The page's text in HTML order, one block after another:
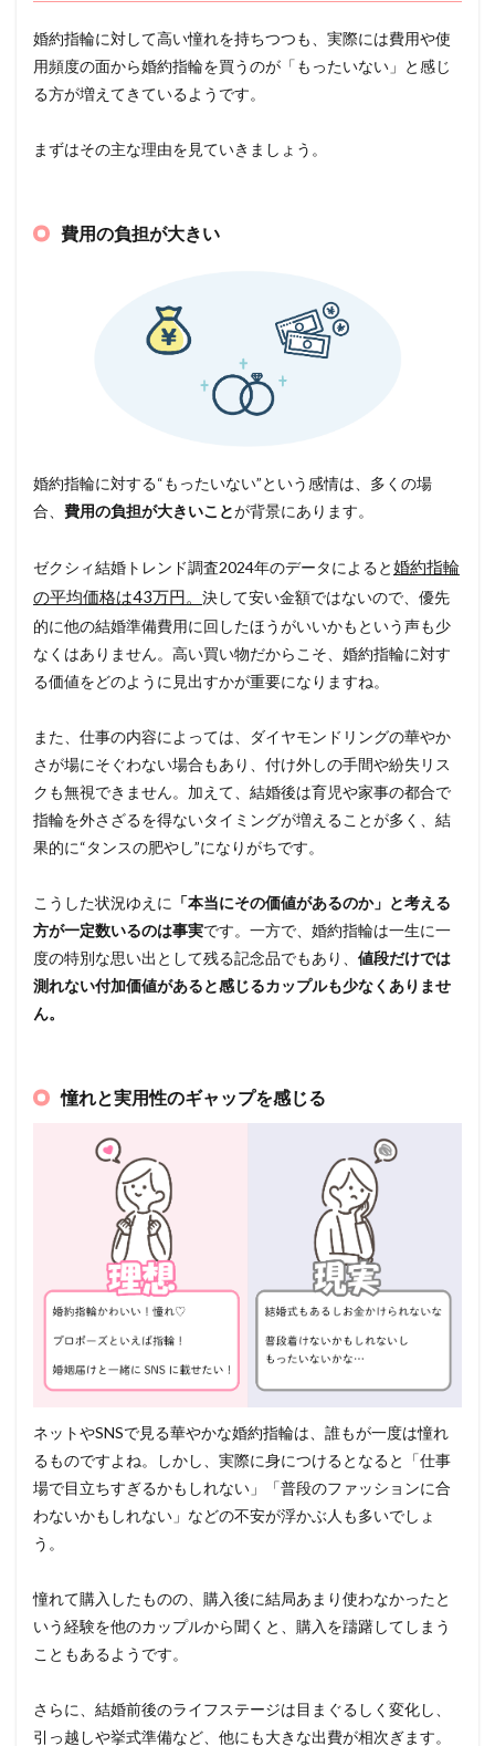
婚約指輪に対して高い憧れを持ちつつも、実際には費用や使
用頻度の面から婚約指輪を買うのが「もったいない」と感じ
る方が増えてきているようです。
まずはその主な理由を見ていきましょう。
費用の負担が大きい
婚約指輪に対する“もったいない”という感情は、多くの場
合、 費用の負担が大きいことが背景にあります。
ゼクシィ結婚トレンド調査2024年のデータによると婚約指輪
の平均価格は43万円。 決して安い金額ではないので、優先
的に他の結婚準備費用に回したほうがいいかもという声も少
なくはありません。高い買い物だからこそ、婚約指輪に対す
る価値をどのように見出すかが重要になりますね。
また、仕事の内容によっては、ダイヤモンドリングの華やか
さが場にそぐわない場合もあり、付け外しの手間や紛失リス
クも無視できません。加えて、結婚後は育児や家事の都合で
指輪を外さざるを得ないタイミングが増えることが多く、結
果的に“タンスの肥やし”になりがちです。
こうした状況ゆえに 「本当にその価値があるのか」と考える
方が一定数いるのは事実です。一方で、婚約指輪は一生に一
度の特別な思い出として残る記念品でもあり、 値段だけでは
測れない付加価値があると感じるカップルも少なくありませ
ん。
憧れと実用性のギャップを感じる
ネットやSNSで見る華やかな婚約指輪は、誰もが一度は憧れ
るものですよね。しかし、実際に身につけるとなると「仕事
場で目立ちすぎるかもしれない」「普段のファッションに合
わないかもしれない」などの不安が浮かぶ人も多いでしょ
う。
憧れて購入したものの、購入後に結局あまり使わなかったと
いう経験を他のカップルから聞くと、購入を躊躇してしまう
こともあるようです。
さらに、結婚前後のライフステージは目まぐるしく変化し、
引っ越しや挙式準備など、他にも大きな出費が相次ぎます。